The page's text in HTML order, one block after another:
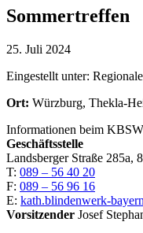
Sommertreffen
25. Juli 2024
Eingestellt unter:
Ort: Würzburg, Thekla-
Informationen beim
Geschäftsstelle
Landsberger Straße 285a,
T: 089 – 56 40 20
F: 089 – 56 96 16
E: kath.blindenwerk-
Vorsitzender Josef